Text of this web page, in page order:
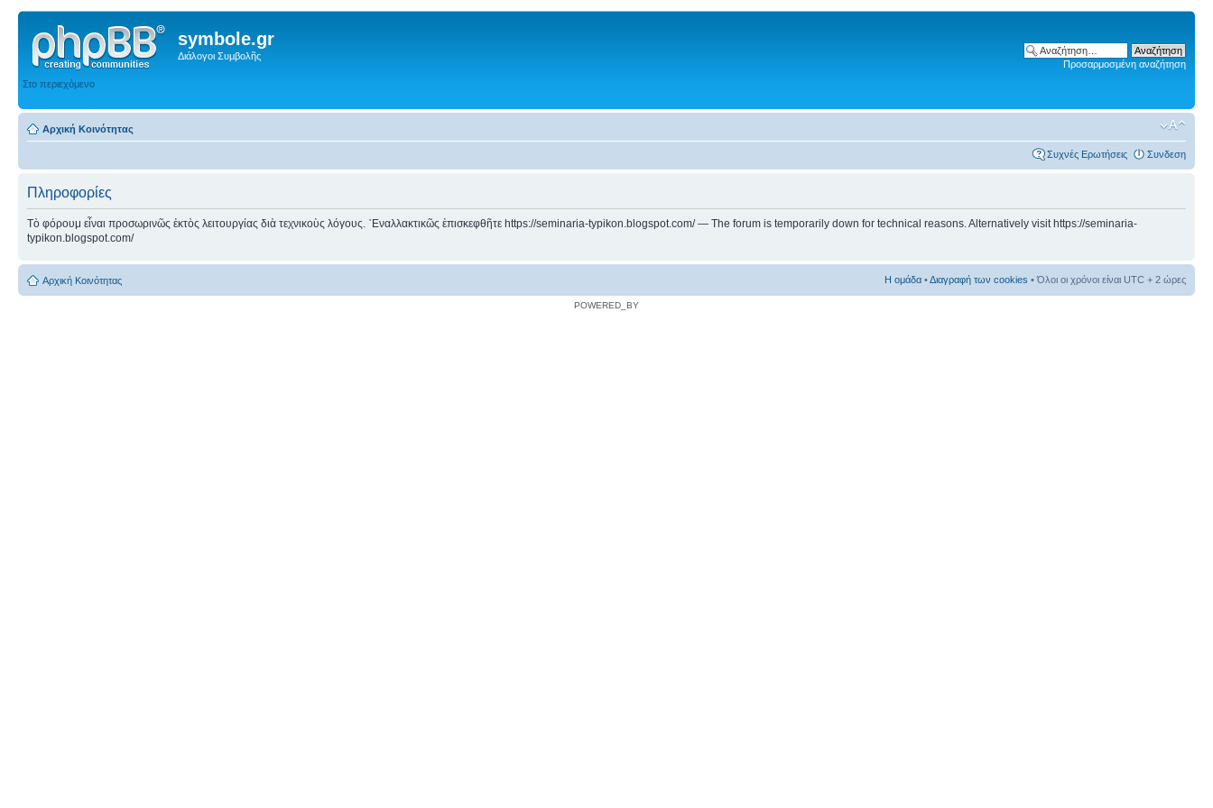
symbole.gr
Διάλογοι Συμβολῆς
Στο περιεχόμενο
Προσαρμοσμένη αναζήτηση
Αρχική Κοινότητας
Συχνές Ερωτήσεις Συνδεση
Πληροφορίες
Τὸ φόρουμ εἶναι προσωρινῶς ἐκτὸς λειτουργίας διὰ τεχνικοὺς λόγους. ᾿Εναλλακτικῶς ἐπισκεφθῆτε https://seminaria-typikon.blogspot.com/ — The forum is temporarily down for technical reasons. Alternatively visit https://seminaria-
typikon.blogspot.com/
Αρχική Κοινότητας Η ομάδα •Διαγραφή των cookies • Όλοι οι χρόνοι είναι UTC + 2 ώρες
POWERED_BY